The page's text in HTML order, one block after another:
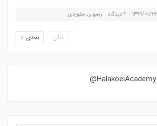
۱۳۹۹/۰۱/۲۶ ۲ دیدگاه رضوان حقوردی
قبلی بعدی
HalakoeiAcademy@